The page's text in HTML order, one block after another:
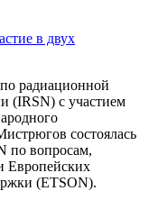
в двух
радиационной
(IRSN) с участием
состоялась
по вопросам,
Европейских
(ETSON).